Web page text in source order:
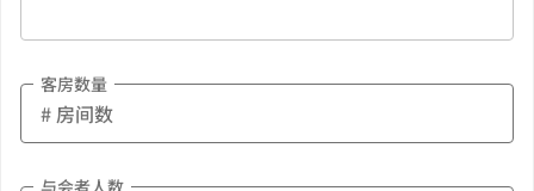
客房数量